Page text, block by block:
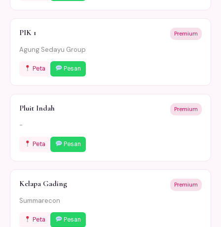
PIK 1 Premium
Agung Sedayu Group
Peta Pesan
Pluit Indah Premium
-
Peta Pesan
Kelapa Gading Premium
Summarecon
Peta Pesan